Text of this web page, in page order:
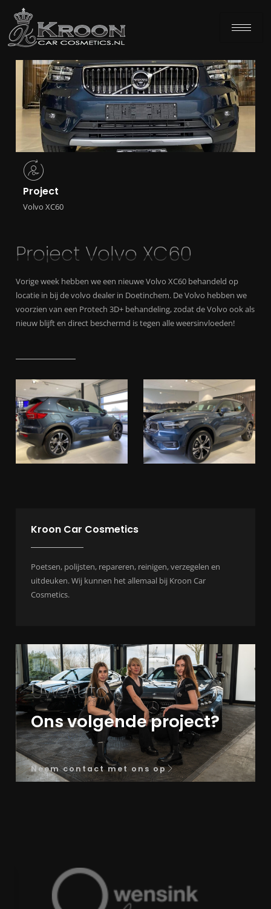
Project
Volvo XC60
Project Volvo XC60
Vorige week hebben we een nieuwe Volvo XC60 behandeld op
locatie in bij de volvo dealer in Doetinchem. De Volvo hebben we
voorzien van een Protech 3D+ behandeling, zodat de Volvo ook als
nieuw blijft en direct beschermd is tegen alle weersinvloeden!
Kroon Car Cosmetics
Poetsen, polijsten, repareren, reinigen, verzegelen en
uitdeuken. Wij kunnen het allemaal bij Kroon Car
Cosmetics.
Uw Auto
Ons volgende project?
Neem contact met ons op